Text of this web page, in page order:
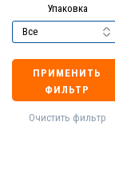
Упаковка
ПРИМЕНИТЬ
ФИЛЬТР
Очистить фильтр